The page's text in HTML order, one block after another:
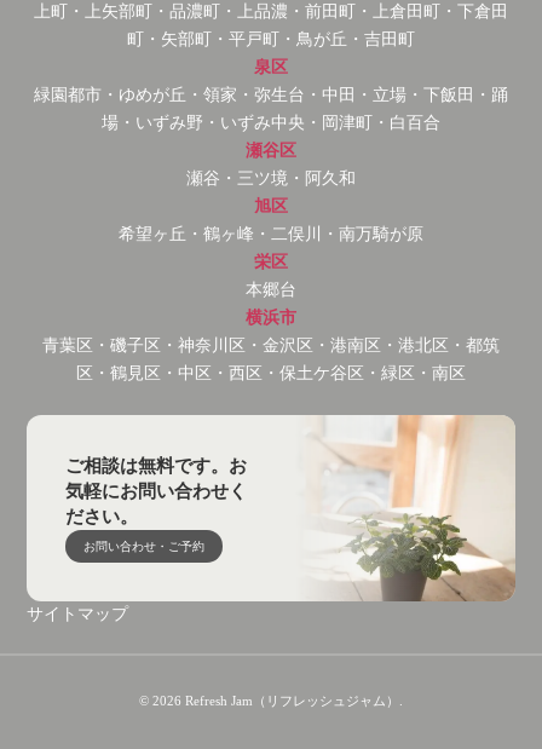
上町・上矢部町・品濃町・上品濃・前田町・上倉田町・下倉田
町・矢部町・平戸町・鳥が丘・吉田町
泉区
緑園都市・ゆめが丘・領家・弥生台・中田・立場・下飯田・踊
場・いずみ野・いずみ中央・岡津町・白百合
瀬谷区
瀬谷・三ツ境・阿久和
旭区
希望ヶ丘・鶴ヶ峰・二俣川・南万騎が原
栄区
本郷台
横浜市
青葉区・磯子区・神奈川区・金沢区・港南区・港北区・都筑
区・鶴見区・中区・西区・保土ケ谷区・緑区・南区
ご相談は無料です。お
気軽にお問い合わせく
ださい。
お問い合わせ・ご予約
サイトマップ
© 2026 Refresh Jam（リフレッシュジャム）.